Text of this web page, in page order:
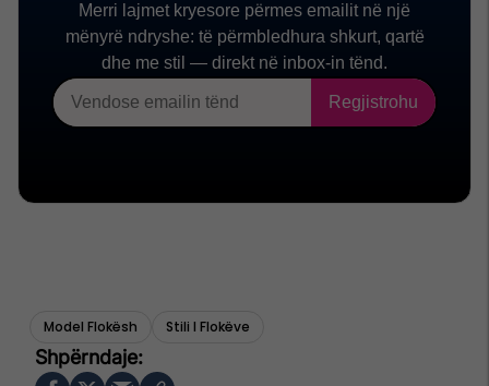
Model Flokësh Stili I Flokëve